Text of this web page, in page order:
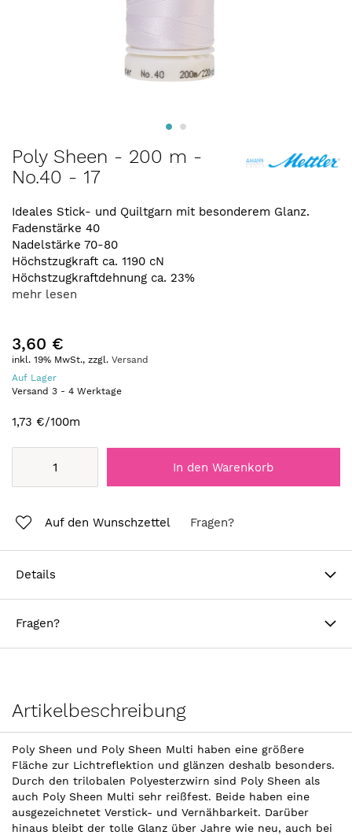
Zum
Anfang
der
springen
Poly Sheen - 200 m -
No.40 - 17
Ideales Stick- und Quiltgarn mit besonderem Glanz.
Fadenstärke 40
Nadelstärke 70-80
Höchstzugkraft ca. 1190 cN
Höchstzugkraftdehnung ca. 23%
mehr lesen
3,60 €
inkl. 19% MwSt., zzgl. Versand
Auf Lager
Versand 3 - 4 Werktage
1,73 €/100m
In den Warenkorb
Auf den Wunschzettel Fragen?
Details
Fragen?
Artikelbeschreibung
Poly Sheen und Poly Sheen Multi haben eine größere
Fläche zur Lichtreflektion und glänzen deshalb besonders.
Durch den trilobalen Polyesterzwirn sind Poly Sheen als
auch Poly Sheen Multi sehr reißfest. Beide haben eine
ausgezeichnetet Verstick- und Vernähbarkeit. Darüber
hinaus bleibt der tolle Glanz über Jahre wie neu, auch bei